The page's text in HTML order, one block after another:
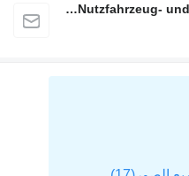
alga Nutzfahrzeug- und Baumaschinen GmbH & Co. KG